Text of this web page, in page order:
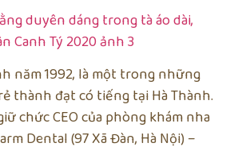
năm 1992, là một trong những
thành đạt có tiếng tại Hà Thành.
chức CEO của phòng khám nha
Dental (97 Xã Đàn, Hà Nội) –